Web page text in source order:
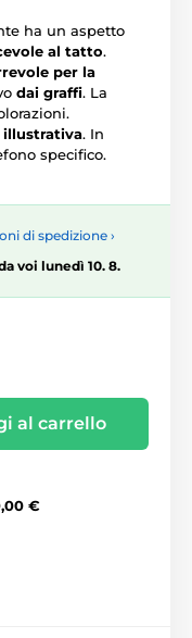
ha un aspetto
al tatto.
per la
dai graffi. La
illustrativa. In
specifico.
di spedizione ›
voi lunedì 10. 8.
al carrello
€